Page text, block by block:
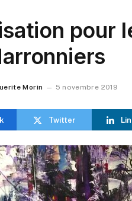
pour
Morin 5 novembre 2019
Twitter